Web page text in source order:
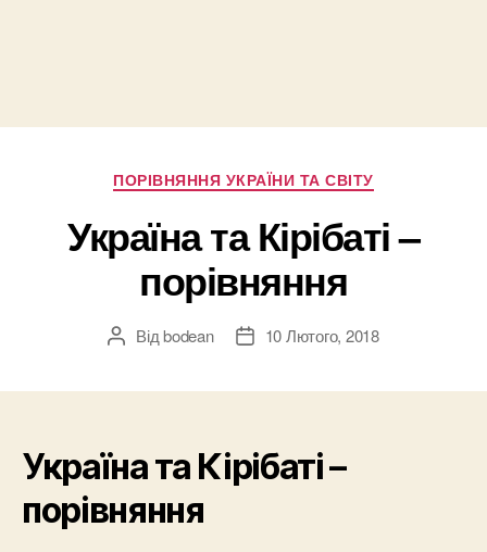
Категорії
ПОРІВНЯННЯ УКРАЇНИ ТА СВІТУ
Україна та Кірібаті –
порівняння
Автор
Відbodean
Дата10 Лютого, 2018
Україна та Кірібаті –
порівняння